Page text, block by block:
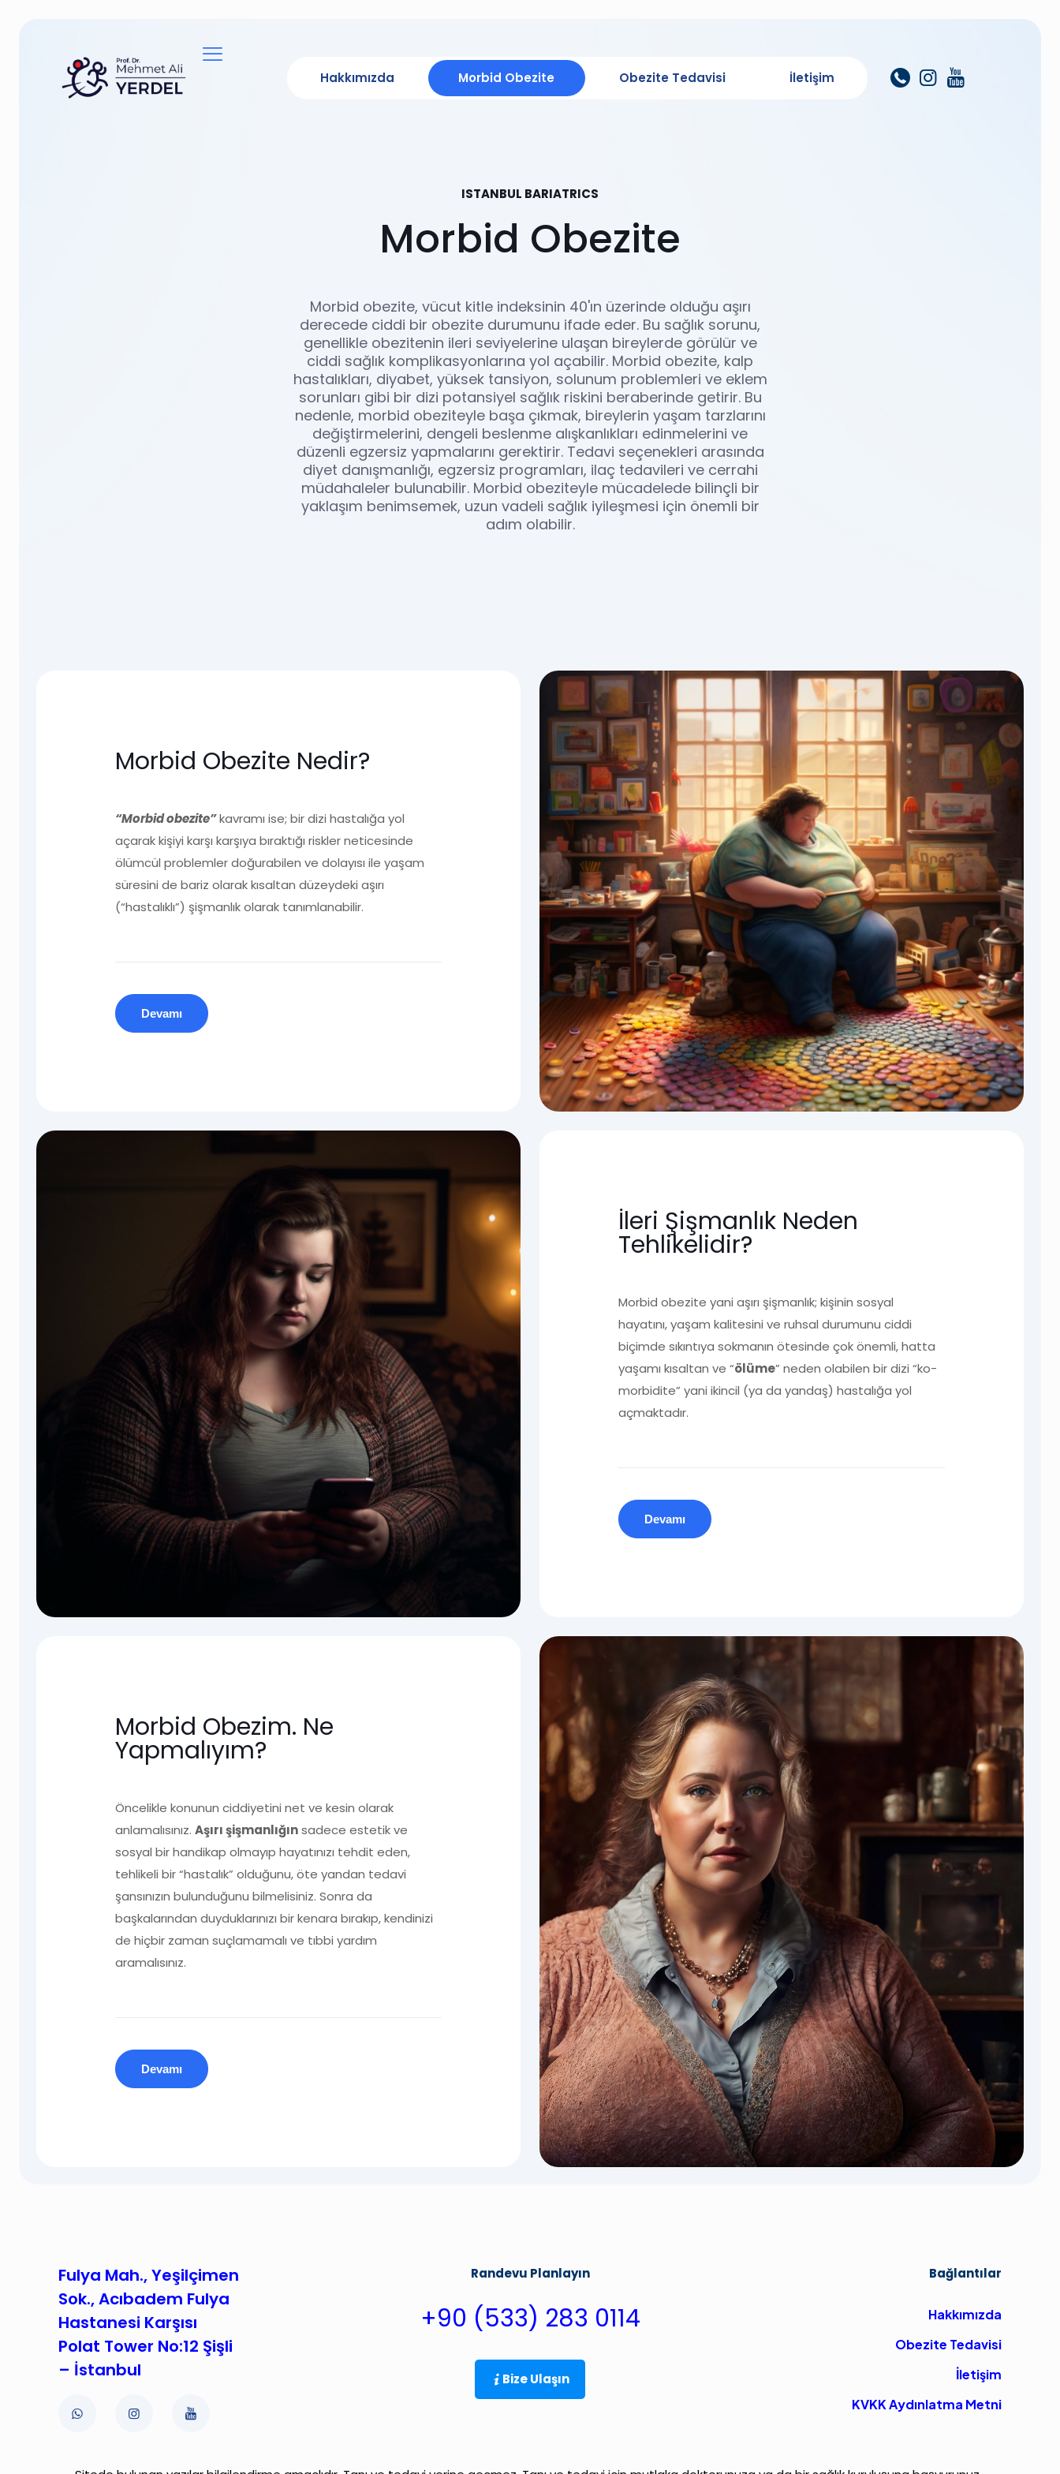
Hakkımızda Morbid Obezite Obezite Tedavisi İletişim
ISTANBUL BARIATRICS
Morbid Obezite
Morbid obezite, vücut kitle indeksinin 40'ın üzerinde olduğu aşırı
derecede ciddi bir obezite durumunu ifade eder. Bu sağlık sorunu,
genellikle obezitenin ileri seviyelerine ulaşan bireylerde görülür ve
ciddi sağlık komplikasyonlarına yol açabilir. Morbid obezite, kalp
hastalıkları, diyabet, yüksek tansiyon, solunum problemleri ve eklem
sorunları gibi bir dizi potansiyel sağlık riskini beraberinde getirir. Bu
nedenle, morbid obeziteyle başa çıkmak, bireylerin yaşam tarzlarını
değiştirmelerini, dengeli beslenme alışkanlıkları edinmelerini ve
düzenli egzersiz yapmalarını gerektirir. Tedavi seçenekleri arasında
diyet danışmanlığı, egzersiz programları, ilaç tedavileri ve cerrahi
müdahaleler bulunabilir. Morbid obeziteyle mücadelede bilinçli bir
yaklaşım benimsemek, uzun vadeli sağlık iyileşmesi için önemli bir
adım olabilir.
Morbid Obezite Nedir?
“Morbid obezite”kavramı ise; bir dizi hastalığa yol
açarak kişiyi karşı karşıya bıraktığı riskler neticesinde
ölümcül problemler doğurabilen ve dolayısı ile yaşam
süresini de bariz olarak kısaltan düzeydeki aşırı
(“hastalıklı”) şişmanlık olarak tanımlanabilir.
Devamı
İleri Şişmanlık Neden
Tehlikelidir?
Morbid obezite yani aşırı şişmanlık; kişinin sosyal
hayatını, yaşam kalitesini ve ruhsal durumunu ciddi
biçimde sıkıntıya sokmanın ötesinde çok önemli, hatta
yaşamı kısaltan ve “ölüme” neden olabilen bir dizi “ko-
morbidite” yani ikincil (ya da yandaş) hastalığa yol
açmaktadır.
Devamı
Morbid Obezim. Ne
Yapmalıyım?
Öncelikle konunun ciddiyetini net ve kesin olarak
anlamalısınız. Aşırı şişmanlığınsadece estetik ve
sosyal bir handikap olmayıp hayatınızı tehdit eden,
tehlikeli bir “hastalık” olduğunu, öte yandan tedavi
şansınızın bulunduğunu bilmelisiniz. Sonra da
başkalarından duyduklarınızı bir kenara bırakıp, kendinizi
de hiçbir zaman suçlamamalı ve tıbbi yardım
aramalısınız.
Devamı
Fulya Mah., Yeşilçimen
Sok., Acıbadem Fulya
Hastanesi Karşısı
Polat Tower No:12 Şişli
– İstanbul
Randevu Planlayın
+90 (533) 283 0114
Bize Ulaşın
Bağlantılar
Hakkımızda
Obezite Tedavisi
İletişim
KVKK Aydınlatma Metni